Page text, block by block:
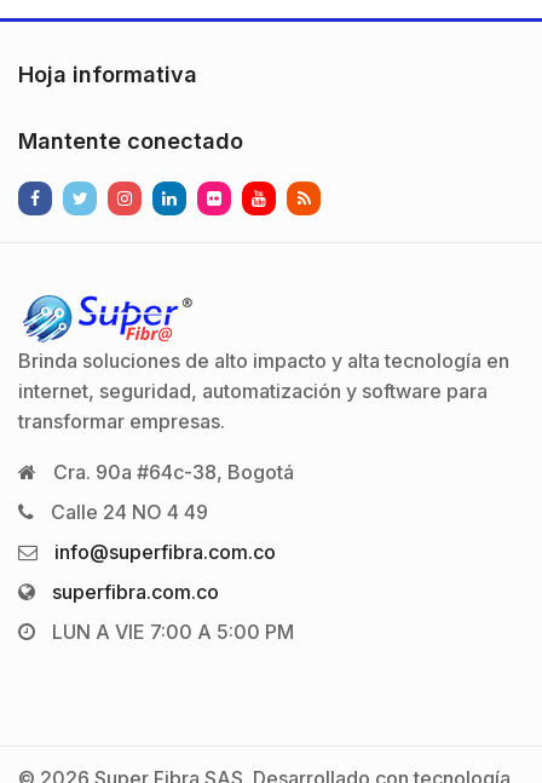
Hoja informativa
Mantente conectado
Brinda soluciones de alto impacto y alta tecnología en
internet, seguridad, automatización y software para
transformar empresas.
Cra. 90a #64c-38, Bogotá
Calle 24 NO 4 49
info@superfibra.com.co
superfibra.com.co
LUN A VIE 7:00 A 5:00 PM
© 2026 Super Fibra SAS. Desarrollado con tecnología